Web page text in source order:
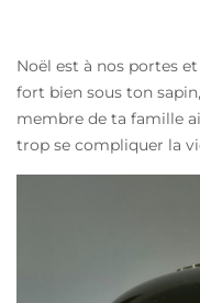
Noël est à nos portes
fort bien sous ton
membre de ta famille
trop se compliquer la